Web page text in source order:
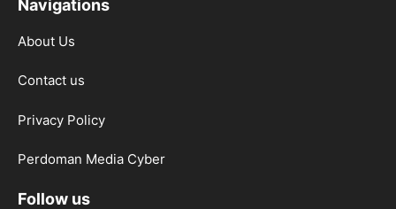
Navigations
About Us
Contact us
Privacy Policy
Perdoman Media Cyber
Follow us